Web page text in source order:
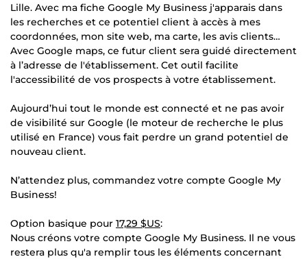
Lille. Avec ma fiche Google My Business j'apparais dans
les recherches et ce potentiel client à accès à mes
coordonnées, mon site web, ma carte, les avis clients…
Avec Google maps, ce futur client sera guidé directement
à l’adresse de l'établissement. Cet outil facilite
l'accessibilité de vos prospects à votre établissement.
Aujourd’hui tout le monde est connecté et ne pas avoir
de visibilité sur Google (le moteur de recherche le plus
utilisé en France) vous fait perdre un grand potentiel de
nouveau client.
N’attendez plus, commandez votre compte Google My
Business!
Option basique pour 17,29 $US:
Nous créons votre compte Google My Business. Il ne vous
restera plus qu'a remplir tous les éléments concernant